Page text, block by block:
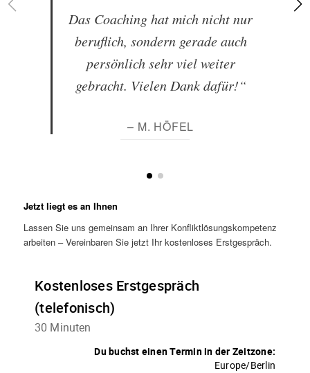
Das Coaching hat mich nicht nur
beruflich, sondern gerade auch
persönlich sehr viel weiter
gebracht. Vielen Dank dafür!“
– M. HÖFEL
Jetzt liegt es an Ihnen
Lassen Sie uns gemeinsam an Ihrer Konfliktlösungskompetenz
arbeiten – Vereinbaren Sie jetzt Ihr kostenloses Erstgespräch.